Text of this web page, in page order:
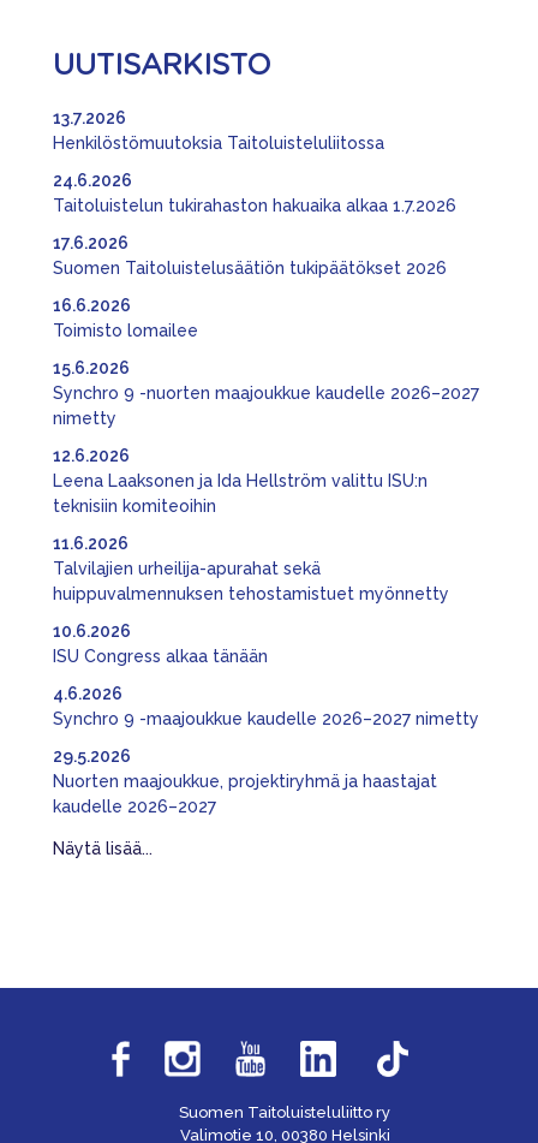
UUTISARKISTO
Henkilöstömuutoksia Taitoluisteluliitossa
13.7.2026
Taitoluistelun tukirahaston hakuaika alkaa 1.7.2026
24.6.2026
Suomen Taitoluistelusäätiön tukipäätökset 2026
17.6.2026
Toimisto lomailee
16.6.2026
Synchro 9 -nuorten maajoukkue kaudelle 2026–2027
nimetty
15.6.2026
Leena Laaksonen ja Ida Hellström valittu ISU:n
teknisiin komiteoihin
12.6.2026
Talvilajien urheilija-apurahat sekä
huippuvalmennuksen tehostamistuet myönnetty
11.6.2026
ISU Congress alkaa tänään
10.6.2026
Synchro 9 -maajoukkue kaudelle 2026–2027 nimetty
4.6.2026
Nuorten maajoukkue, projektiryhmä ja haastajat
kaudelle 2026–2027
29.5.2026
Näytä lisää...
Suomen Taitoluisteluliitto ry
Valimotie 10, 00380 Helsinki